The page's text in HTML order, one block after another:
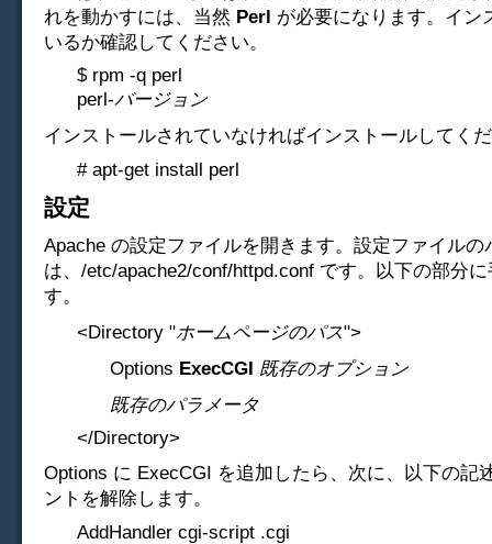
れを動かすには、当然 Perl が必要になります。イン
いるか確認してください。
$ rpm -q perl
perl-バージョン
インストールされていなければインストールしてく
# apt-get install perl
設定
Apache の設定ファイルを開きます。設定ファイルの
は、/etc/apache2/conf/httpd.conf です。以下の部分
す。
<Directory "ホームページのパス">
Options ExecCGI 既存のオプション
既存のパラメータ
</Directory>
Options に ExecCGI を追加したら、次に、以下の記
ントを解除します。
AddHandler cgi-script .cgi